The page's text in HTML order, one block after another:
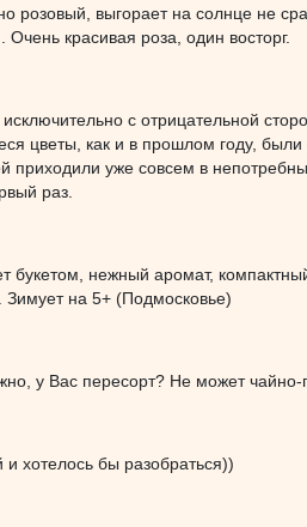
розовый, выгорает на солнце не
красивая роза, один восторг.
с отрицательной
цветы, как и в прошлом году,
приходили уже совсем в
раз.
букетом, нежный аромат,
Зимует на 5+ (Подмосковье)
у Вас пересорт? Не может чайно-
и хотелось бы разобраться))